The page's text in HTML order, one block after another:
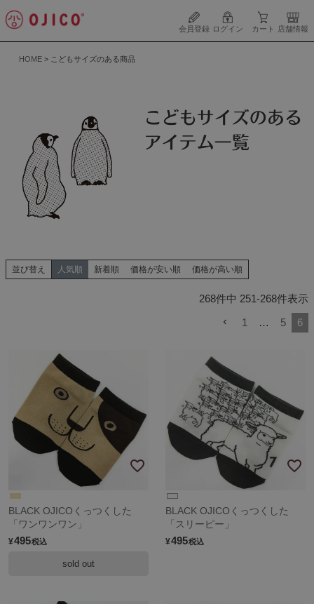
会員登録 ログイン カート 店舗情報
HOME こどもサイズのある商品
並び替え 人気順 新着順 価格が安い順 価格が高い順
268件中 251-268件表示
1
… 5 6
BLACK OJICOくっつくした
「ワンワンワン」
¥495税込
sold out
BLACK OJICOくっつくした
「スリーピー」
¥495税込